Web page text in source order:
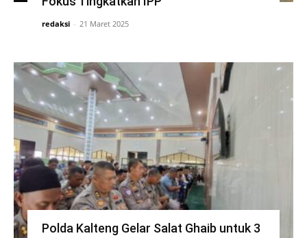
redaksi - 21 Maret 2025
Polda Kalteng Gelar Salat Ghaib untuk 3